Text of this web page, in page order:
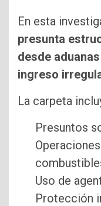
En esta
presunta
desde
ingreso
La carpeta
Presuntos
Uso de
Protección